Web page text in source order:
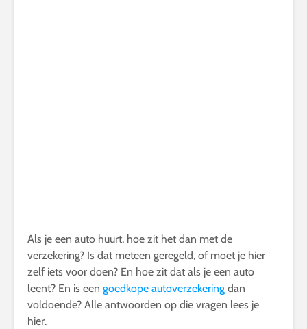
Als je een auto huurt, hoe zit het dan met de
verzekering? Is dat meteen geregeld, of moet je hier
zelf iets voor doen? En hoe zit dat als je een auto
leent? En is een goedkope autoverzekering dan
voldoende? Alle antwoorden op die vragen lees je
hier.